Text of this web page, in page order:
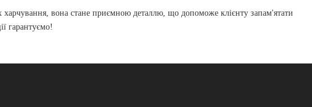
вона стане приємною деталлю, що допоможе клієнту запам'ятати
гарантуємо!